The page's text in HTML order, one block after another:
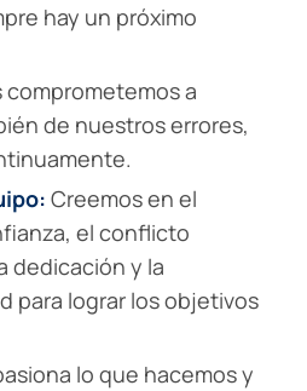
hay un próximo
comprometemos a
de nuestros errores,
Creemos en el
el conflicto
dedicación y la
para lograr los objetivos
lo que hacemos y